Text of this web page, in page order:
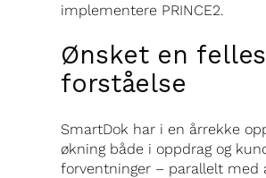
implementere PRINCE2.
Ønsket en felles
forståelse
SmartDok har i en årrekke
økning både i oppdrag og
forventninger – parallelt med